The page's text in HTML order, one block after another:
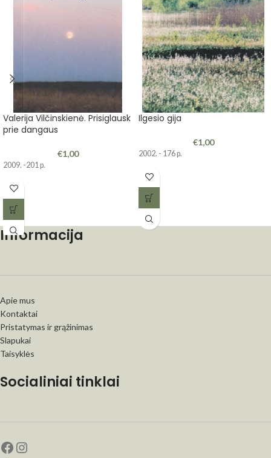
Valerija Vilčinskienė. Prisiglausk
prie dangaus
€1,00
2009. -201 p.
Ilgesio gija
€1,00
2002. - 176 p.
Informacija
Apie mus
Kontaktai
Pristatymas ir grąžinimas
Slapukai
Taisyklės
Socialiniai tinklai